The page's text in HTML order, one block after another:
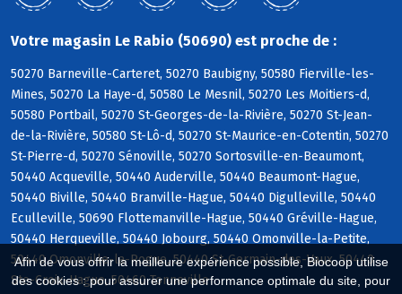
Afin de vous offrir la meilleure expérience possible, Biocoop utilise
des cookies : pour assurer une performance optimale du site, pour
Votre magasin Le Rabio (50690) est proche de :
50270 Barneville-Carteret, 50270 Baubigny, 50580 Fierville-les-
Mines, 50270 La Haye-d, 50580 Le Mesnil, 50270 Les Moitiers-d,
50580 Portbail, 50270 St-Georges-de-la-Rivière, 50270 St-Jean-
de-la-Rivière, 50580 St-Lô-d, 50270 St-Maurice-en-Cotentin, 50270
St-Pierre-d, 50270 Sénoville, 50270 Sortosville-en-Beaumont,
50440 Acqueville, 50440 Auderville, 50440 Beaumont-Hague,
50440 Biville, 50440 Branville-Hague, 50440 Digulleville, 50440
Eculleville, 50690 Flottemanville-Hague, 50440 Gréville-Hague,
50440 Herqueville, 50440 Jobourg, 50440 Omonville-la-Petite,
50440 Omonville-la-Rogue, 50440 St-Germain-des-Vaux, 50440
Ste-Croix-Hague, 50460 Tonneville